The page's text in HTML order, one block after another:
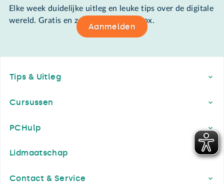
Elke week duidelijke uitleg en leuke tips over de digitale
wereld. Gratis en zomaar in de mailbox.
Aanmelden
Tips & Uitleg
Cursussen
PCHulp
Lidmaatschap
Contact & Service